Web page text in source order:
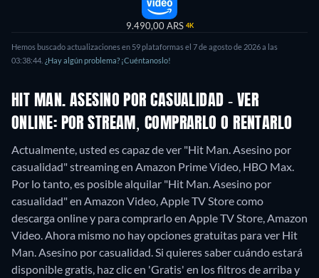
9.490,00 ARS 4K
Hemos buscado actualizaciones en 59 plataformas el 7 de agosto de 2026 a las
03:38:44. ¿Hay algún problema? ¡Cuéntanoslo!
HIT MAN. ASESINO POR CASUALIDAD - VER
ONLINE: POR STREAM, COMPRARLO O RENTARLO
Actualmente, usted es capaz de ver "Hit Man. Asesino por
casualidad" streaming en Amazon Prime Video, HBO Max.
Por lo tanto, es posible alquilar "Hit Man. Asesino por
casualidad" en Amazon Video, Apple TV Store como
descarga online y para comprarlo en Apple TV Store, Amazon
Video.Ahora mismo no hay opciones gratuitas para ver Hit
Man. Asesino por casualidad. Si quieres saber cuándo estará
disponible gratis, haz clic en 'Gratis' en los filtros de arriba y